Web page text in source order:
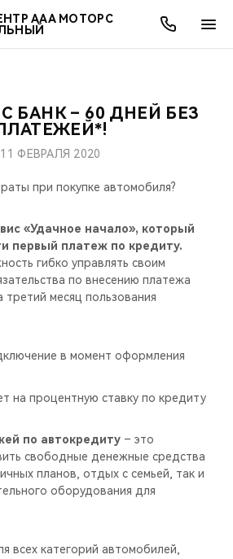
ААА МОТОРС
МОДЕЛИ
ПОКУПАТЕЛЯМ
ВЛАДЕЛЬЦАМ
МИР CHERY
АКЦИИСЕРВИСЫ
О КОМПАНИИ
БАНК – 60 ДНЕЙ БЕЗ
11 ФЕВРАЛЯ 2020
при покупке автомобиля?
«Удачное начало», который
первый платеж по кредиту.
гибко управлять своим
по внесению платежа
третий месяц пользования
в момент оформления
на процентную ставку по кредиту
по автокредиту – это
свободные денежные средства
планов, отдых с семьей, так и
оборудования для
всех категорий автомобилей,